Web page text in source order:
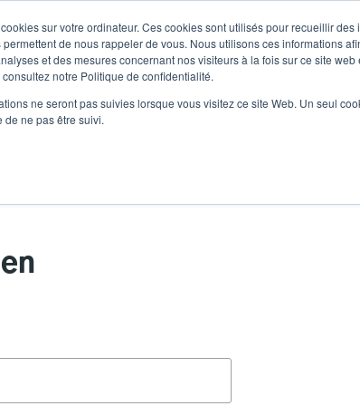
sur votre ordinateur. Ces cookies sont utilisés pour recueillir
de nous rappeler de vous. Nous utilisons ces informations
et des mesures concernant nos visiteurs à la fois sur ce site
notre Politique de confidentialité.
ne seront pas suivies lorsque vous visitez ce site Web. Un seul
de ne pas être suivi.